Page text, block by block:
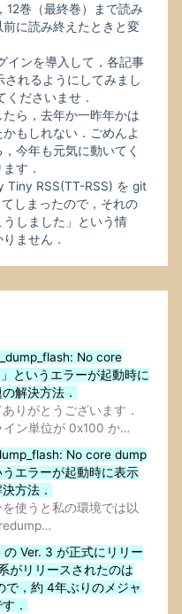
12巻（最終巻）まで読み
に読み終えたときと変
インを導入して，各記事
れるようにしてみまし
ださいませ．
ら，去年か一昨年かは
もしれない．ごめんよ
今年も元気に動いてく
す．
Tiny RSS(TT-RSS) を git
しまったので，それの
しました」という情
ません．
No core
というエラーが起動時に
解決方法．
りがとうございます．
イン単位が 0x100 か…
No core dump
エラーが起動時に表示
方法．
使うと私の環境では以
Ver. 3 が正式にリリー
がリリースされたのは
で，約 4年ぶりのメジャ
．